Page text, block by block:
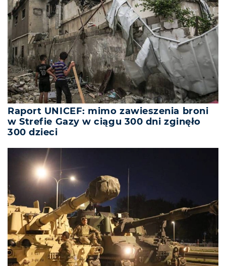
Raport UNICEF: mimo zawieszenia broni
w Strefie Gazy w ciągu 300 dni zginęło
300 dzieci